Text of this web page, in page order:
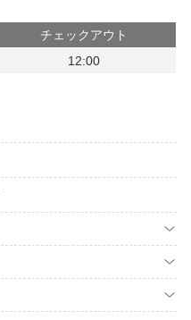
チェックアウト
12:00